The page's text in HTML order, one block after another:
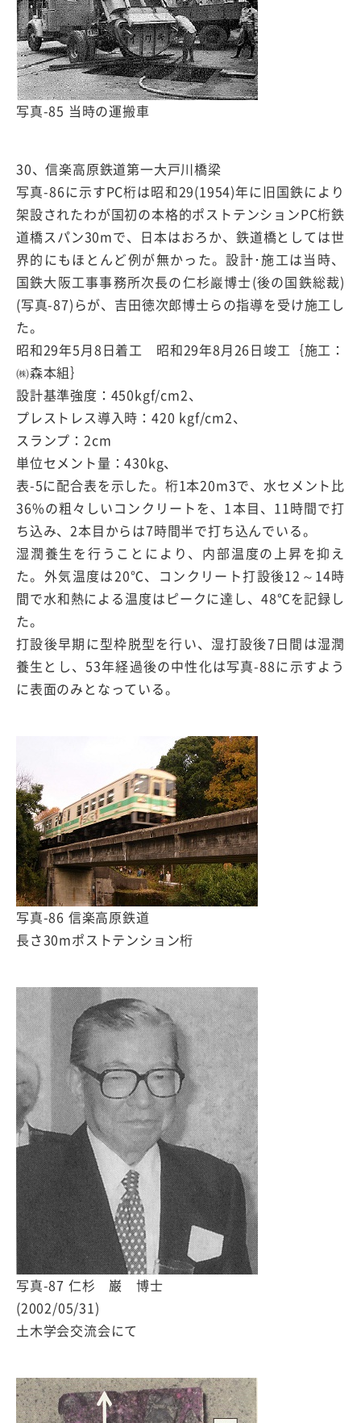
写真-85 当時の運搬車
30、信楽高原鉄道第一大戸川橋梁
写真-86に示すPC桁は昭和29(1954)年に旧国鉄により
架設されたわが国初の本格的ポストテンションPC桁鉄
道橋スパン30mで、日本はおろか、鉄道橋としては世
界的にもほとんど例が無かった。設計･施工は当時、
国鉄大阪工事事務所次長の仁杉巖博士(後の国鉄総裁)
(写真-87)らが、吉田徳次郎博士らの指導を受け施工し
た。
昭和29年5月8日着工 昭和29年8月26日竣工｛施工：
㈱森本組｝
設計基準強度：450kgf/cm2、
プレストレス導入時：420 kgf/cm2、
スランプ：2cm
単位セメント量：430kg、
表-5に配合表を示した。桁1本20m3で、水セメント比
36%の粗々しいコンクリートを、1本目、11時間で打
ち込み、2本目からは7時間半で打ち込んでいる。
湿潤養生を行うことにより、内部温度の上昇を抑え
た。外気温度は20℃、コンクリート打設後12～14時
間で水和熱による温度はピークに達し、48℃を記録し
た。
打設後早期に型枠脱型を行い、湿打設後7日間は湿潤
養生とし、53年経過後の中性化は写真-88に示すよう
に表面のみとなっている。
写真-86 信楽高原鉄道
長さ30mポストテンション桁
写真-87 仁杉 巌 博士
(2002/05/31)
土木学会交流会にて